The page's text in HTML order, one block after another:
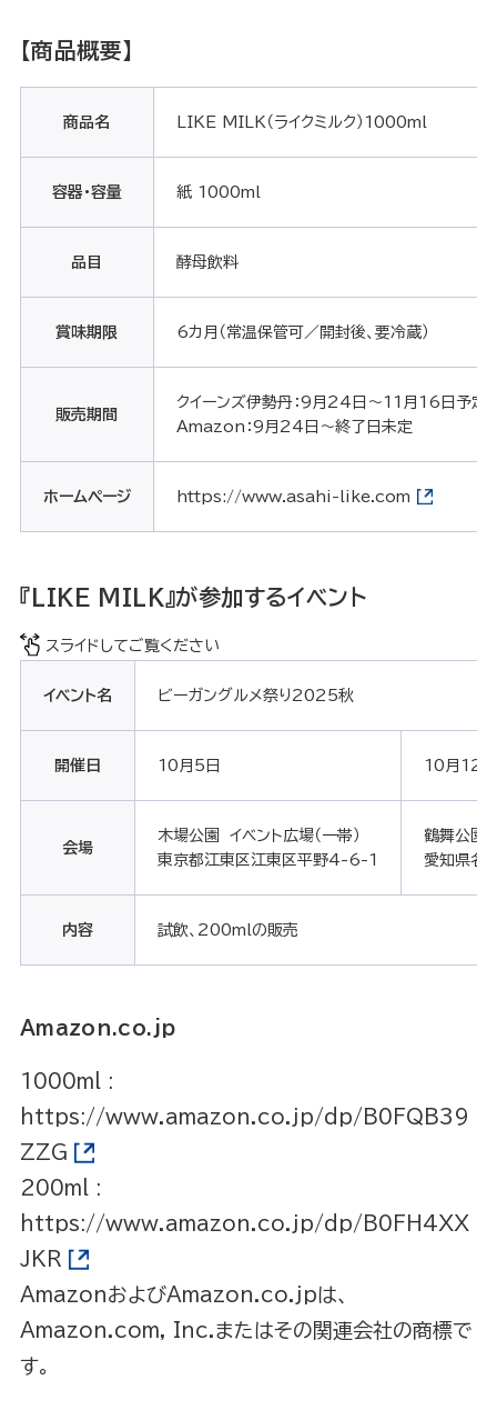
【商品概要】
商品名 LIKE MILK（ライクミルク）1000ml
容器・容量 紙 1000ml
品目 酵母飲料
賞味期限 6カ月（常温保管可／開封後、要冷蔵）
販売期間
クイーンズ伊勢丹：9月24日～11月16日予定
Amazon：9月24日～終了日未定
ホームページ https://www.asahi-like.com
『LIKE MILK』が参加するイベント
スライドしてご覧ください
イベント名 ビーガングルメ祭り2025秋
開催日 10月5日 10月12日
会場
木場公園 イベント広場（一帯）
東京都江東区江東区平野4-6-1
鶴舞公
愛知県名
内容 試飲、200mlの販売
Amazon.co.jp
1000ml :
https://www.amazon.co.jp/dp/B0FQB39
ZZG
200ml :
https://www.amazon.co.jp/dp/B0FH4XX
JKR
AmazonおよびAmazon.co.jpは、
Amazon.com, Inc.またはその関連会社の商標で
す。